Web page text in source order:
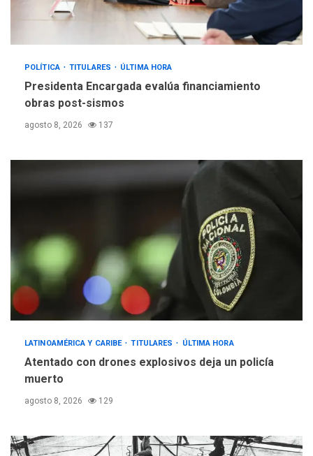
POLÍTICA TITULARES ÚLTIMA HORA
Presidenta Encargada evalúa financiamiento
obras post-sismos
agosto 8, 2026 137
LATINOAMÉRICA Y CARIBE TITULARES ÚLTIMA HORA
Atentado con drones explosivos deja un policía
muerto
agosto 8, 2026 129